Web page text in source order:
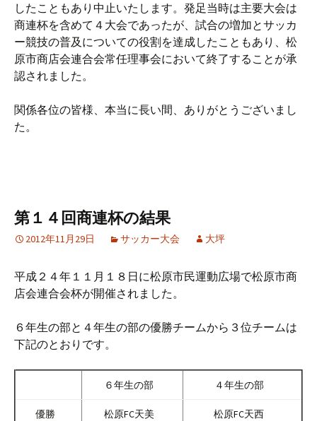
したこともあり中止いたします。発足当時は主要大会は
商連杯を含めて４大会であったが、試合の増加とサッカ
ー競技の普及についての役割を達成したこともあり、松
原市商店会連合会常任理事会において終了することが承
認されました。
関係各位の皆様、本当に長い間、ありがとうございまし
た。
第１４回商連杯の結果
2012年11月29日 サッカー大会 大坪
平成２４年１１月１８日に松原市民運動広場で松原市商
店会連合会杯が開催されました。
６年生の部と４年生の部の優勝チームから３位チームは
下記のとおりです。
６年生の部 ４年生の部
優勝 松原FC天美 松原FC天西